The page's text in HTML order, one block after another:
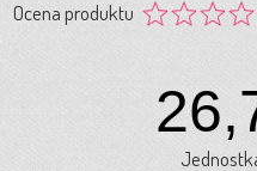
Ocena produktu